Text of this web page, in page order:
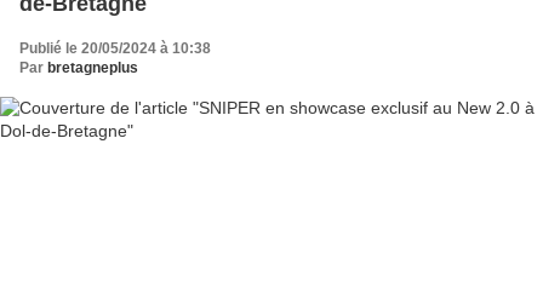
Publié le 20/05/2024 à 10:38
Par bretagneplus